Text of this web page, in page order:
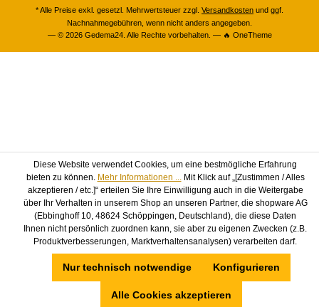
* Alle Preise exkl. gesetzl. Mehrwertsteuer zzgl. Versandkosten und ggf.
Nachnahmegebühren, wenn nicht anders angegeben.
— © 2026 Gedema24. Alle Rechte vorbehalten. — 🔥 OneTheme
Diese Website verwendet Cookies, um eine bestmögliche Erfahrung
bieten zu können. Mehr Informationen ...Mit Klick auf „[Zustimmen / Alles
akzeptieren / etc.]“ erteilen Sie Ihre Einwilligung auch in die Weitergabe
über Ihr Verhalten in unserem Shop an unseren Partner, die shopware AG
(Ebbinghoff 10, 48624 Schöppingen, Deutschland), die diese Daten
Ihnen nicht persönlich zuordnen kann, sie aber zu eigenen Zwecken (z.B.
Produktverbesserungen, Marktverhaltensanalysen) verarbeiten darf.
Nur technisch notwendige Konfigurieren
Alle Cookies akzeptieren